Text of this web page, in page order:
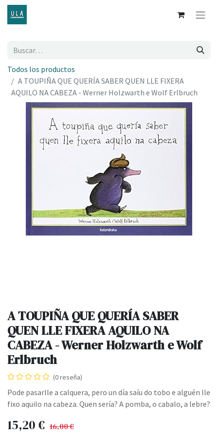
Todos los productos
A TOUPIÑA QUE QUERÍA SABER QUEN LLE FIXERA
AQUILO NA CABEZA - Werner Holzwarth e Wolf Erlbruch
A TOUPIÑA QUE QUERÍA SABER
QUEN LLE FIXERA AQUILO NA
CABEZA - Werner Holzwarth e Wolf
Erlbruch
(0 reseña)
Pode pasarlle a calquera, pero un día saíu do tobo e alguén lle
fixo aquilo na cabeza. Quen sería? A pomba, o cabalo, a lebre?
15,20€ 16,00€